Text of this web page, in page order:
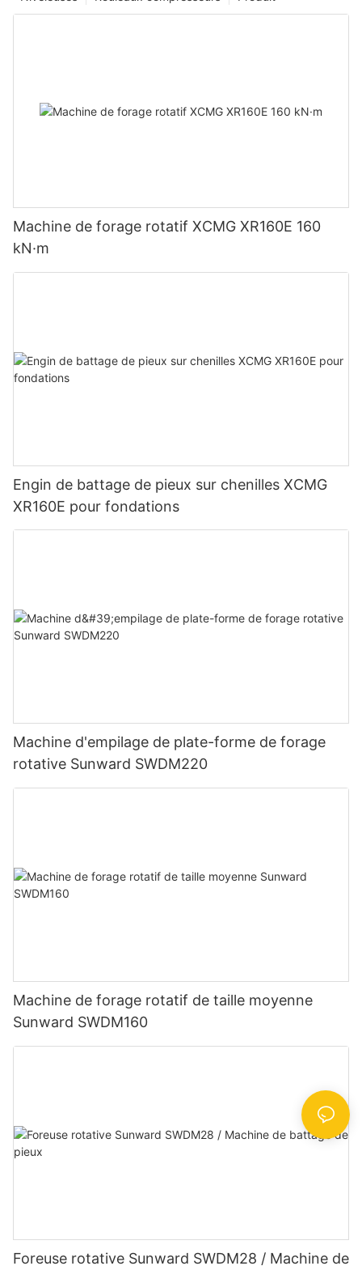
Machine de forage rotatif XCMG XR160E 160
kN·m
Engin de battage de pieux sur chenilles XCMG
XR160E pour fondations
Machine d'empilage de plate-forme de forage
rotative Sunward SWDM220
Machine de forage rotatif de taille moyenne
Sunward SWDM160
Foreuse rotative Sunward SWDM28 / Machine de